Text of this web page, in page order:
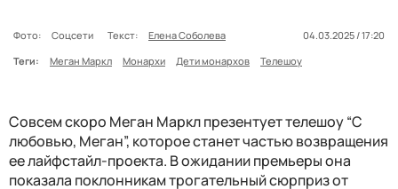
Фото: Соцсети Текст: Елена Соболева
04.03.2025 / 17:20
Теги:
Меган Маркл Монархи Дети монархов Телешоу
Совсем скоро Меган Маркл презентует телешоу “С
любовью, Меган”, которое станет частью возвращения
ее лайфстайл-проекта. В ожидании премьеры она
показала поклонникам трогательный сюрприз от